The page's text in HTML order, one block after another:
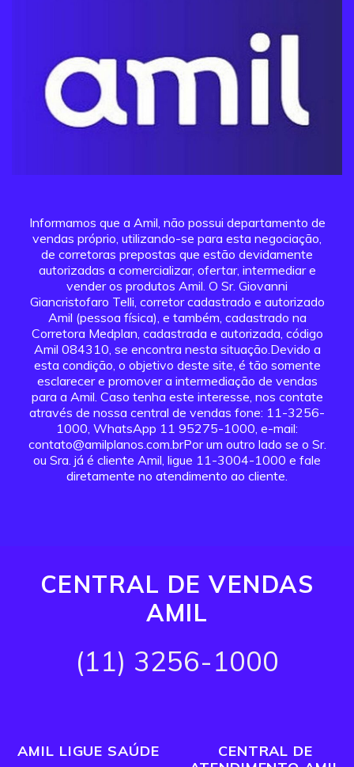
Informamos que a Amil, não possui departamento de
vendas próprio, utilizando-se para esta negociação,
de corretoras prepostas que estão devidamente
autorizadas a comercializar, ofertar, intermediar e
vender os produtos Amil. O Sr. Giovanni
Giancristofaro Telli, corretor cadastrado e autorizado
Amil (pessoa física), e também, cadastrado na
Corretora Medplan, cadastrada e autorizada, código
Amil 084310, se encontra nesta situação.Devido a
esta condição, o objetivo deste site, é tão somente
esclarecer e promover a intermediação de vendas
para a Amil. Caso tenha este interesse, nos contate
através de nossa central de vendas fone: 11-3256-
1000, WhatsApp 11 95275-1000, e-mail:
contato@amilplanos.com.brPor um outro lado se o Sr.
ou Sra. já é cliente Amil, ligue 11-3004-1000 e fale
diretamente no atendimento ao cliente.
CENTRAL DE VENDAS
AMIL
(11) 3256-1000
AMIL LIGUE SAÚDE
CENTRAL DE